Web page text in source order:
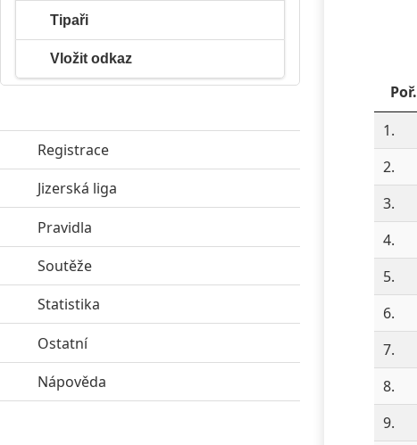
Poř.
1.
2.
3.
4.
5.
6.
7.
8.
9.
Tipaři
Vložit odkaz
Registrace
Jizerská liga
Pravidla
Soutěže
Statistika
Ostatníclick to expand contents
Nápověda